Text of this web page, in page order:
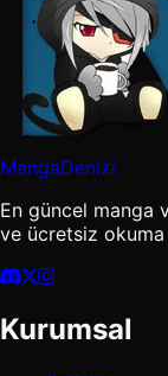
MangaDenizi
En güncel manga
ve ücretsiz
Kurumsal